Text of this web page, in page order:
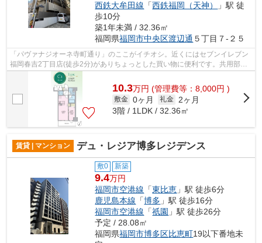
西鉄大牟田線 「西鉄福岡（天神）
」駅 徒
歩10分
築1年未満 / 32.36㎡
福岡県福岡市中央区渡辺通 ５丁目７-２５
「パヴァナジオーネ寺町通り」のここがイチオシ。近くにはセブンイレブン
福岡春吉2丁目店(徒歩2分)がありちょっとした買い物に便利です。共用部に
は敷地内ごみ置き場・エレベータなど...
10.3万円 (管理費等：8,000円 )
敷金 0ヶ月 礼金
2ヶ月
3階 / 1LDK / 32.36㎡
賃貸 | マンション デュ・レジア博多レジデンス
敷0 新築
9.4万円
福岡市空港線 「東比恵 」駅 徒歩6分
鹿児島本線 「博多 」駅 徒歩16分
福岡市空港線 「祇園 」駅 徒歩26分
予定 / 28.08㎡
福岡県福岡市博多区比恵町19以下番地未